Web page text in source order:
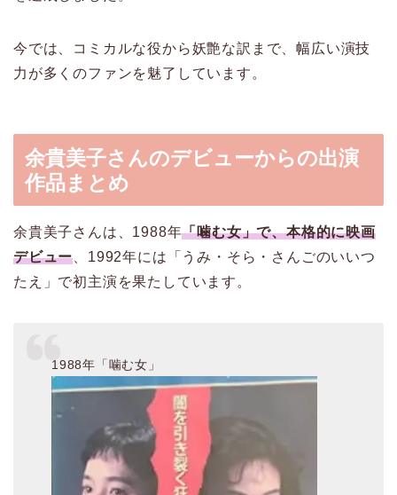
今では、コミカルな役から妖艶な訳まで、幅広い演技
力が多くのファンを魅了しています。
余貴美子さんのデビューからの出演
作品まとめ
余貴美子さんは、1988年「噛む女」で、本格的に映画
デビュー 、1992年には「うみ・そら・さんごのいいつ
たえ」で初主演を果たしています。
1988年「噛む女」